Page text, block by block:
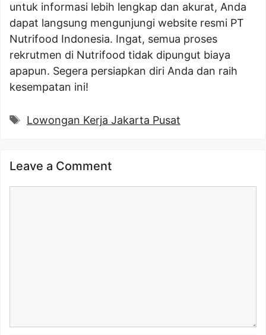
untuk informasi lebih lengkap dan akurat, Anda
dapat langsung mengunjungi website resmi PT
Nutrifood Indonesia. Ingat, semua proses
rekrutmen di Nutrifood tidak dipungut biaya
apapun. Segera persiapkan diri Anda dan raih
kesempatan ini!
Tags
Lowongan Kerja Jakarta Pusat
Leave a Comment